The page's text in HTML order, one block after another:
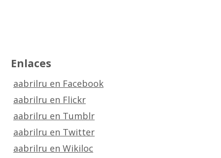
Enlaces
aabrilru en Facebook
aabrilru en Flickr
aabrilru en Tumblr
aabrilru en Twitter
aabrilru en Wikiloc